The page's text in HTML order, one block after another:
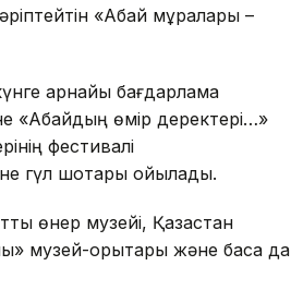
«Абай мұралары –
арнайы бағдарлама
«Абайдың өмір деректері…»
фестивалі
гүл шоқтары қойылады.
өнер музейі, Қазақстан
музей-қорықтары және басқа да